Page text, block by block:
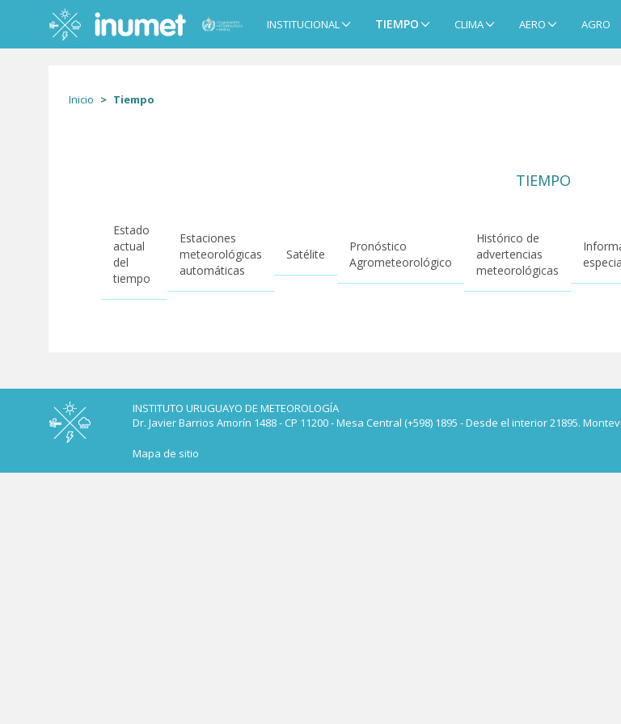
principal
Main
navigation
INSTITUCIONAL TIEMPO CLIMA AERO AGRO
Inicio Tiempo
TIEMPO
Estado
actual
del
tiempo
Estaciones
meteorológicas
automáticas
Satélite
Pronóstico
Agrometeorológico
Histórico de
advertencias
meteorológicas
INSTITUTO URUGUAYO DE METEOROLOGÍA
Dr. Javier Barrios Amorín 1488 - CP 11200 - Mesa Central (+598) 1895 - Desde el interior 21895.
Mapa de sitio